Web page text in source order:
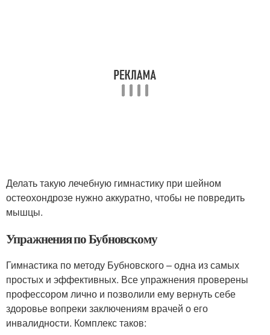
Делать такую лечебную гимнастику при шейном
остеохондрозе нужно аккуратно, чтобы не повредить
мышцы.
Упражнения по Бубновскому
Гимнастика по методу Бубновского – одна из самых
простых и эффективных. Все упражнения проверены
профессором лично и позволили ему вернуть себе
здоровье вопреки заключениям врачей о его
инвалидности. Комплекс таков: